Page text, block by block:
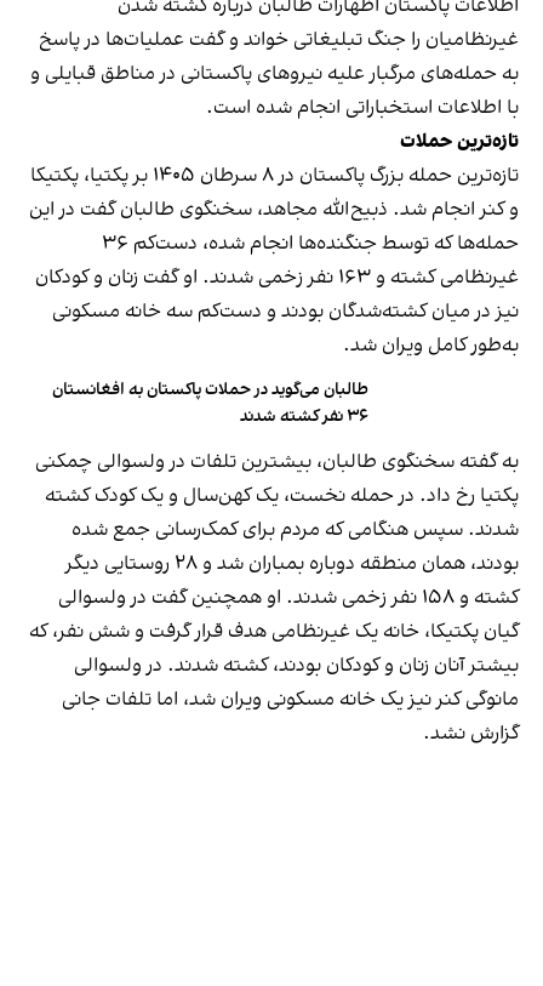
اطلاعات پاکستان اظهارات طالبان درباره کشته شدن
غیرنظامیان را جنگ تبلیغاتی خواند و گفت عملیات‌ها در پاسخ
به حمله‌های مرگبار علیه نیروهای پاکستانی در مناطق قبایلی و
با اطلاعات استخباراتی انجام شده است.
تازه‌ترین حملات
تازه‌ترین حمله بزرگ پاکستان در ۸ سرطان ۱۴۰۵ بر پکتیا، پکتیکا
و کنر انجام شد. ذبیح‌الله مجاهد، سخنگوی طالبان گفت در این
حمله‌ها که توسط جنگنده‌ها انجام شده، دست‌کم ۳۶
غیرنظامی کشته و ۱۶۳ نفر زخمی شدند. او گفت زنان و کودکان
نیز در میان کشته‌شدگان بودند و دست‌کم سه خانه مسکونی
به‌طور کامل ویران شد.
طالبان می‌گوید در حملات پاکستان به افغانستان
۳۶ نفر کشته شدند
به گفته سخنگوی طالبان، بیشترین تلفات در ولسوالی چمکنی
پکتیا رخ داد. در حمله نخست، یک کهن‌سال و یک کودک کشته
شدند. سپس هنگامی که مردم برای کمک‌رسانی جمع شده
بودند، همان منطقه دوباره بمباران شد و ۲۸ روستایی دیگر
کشته و ۱۵۸ نفر زخمی شدند. او همچنین گفت در ولسوالی
گیان پکتیکا، خانه یک غیرنظامی هدف قرار گرفت و شش نفر، که
بیشتر آنان زنان و کودکان بودند، کشته شدند. در ولسوالی
مانوگی کنر نیز یک خانه مسکونی ویران شد، اما تلفات جانی
گزارش نشد.